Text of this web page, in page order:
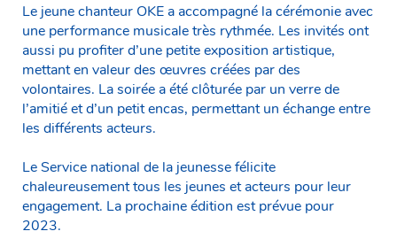
Le jeune chanteur OKE a accompagné la cérémonie avec
une performance musicale très rythmée. Les invités ont
aussi pu profiter d’une petite exposition artistique,
mettant en valeur des œuvres créées par des
volontaires. La soirée a été clôturée par un verre de
l’amitié et d’un petit encas, permettant un échange entre
les différents acteurs.
Le Service national de la jeunesse félicite
chaleureusement tous les jeunes et acteurs pour leur
engagement. La prochaine édition est prévue pour
2023.